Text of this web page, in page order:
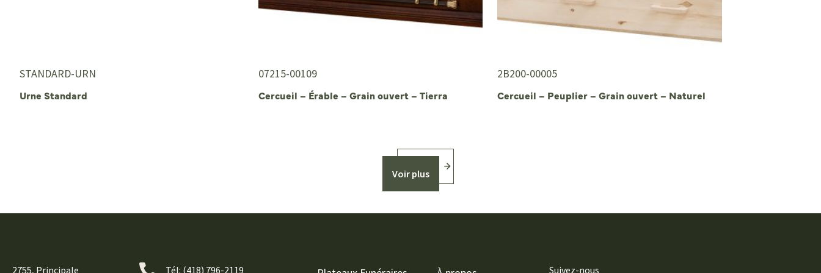
STANDARD-URN
Urne Standard
07215-00109
Cercueil – Érable – Grain ouvert – Tierra
2B200-00005
Cercueil – Peuplier – Grain ouvert – Naturel
Voir plus
2755, Principale Tél: (418) 796-2119 Suivez-nous